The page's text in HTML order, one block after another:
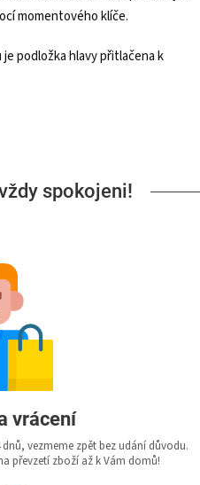
momentového klíče.
podložka hlavy přitlačena k
spokojeni!
vrácení
vezmeme zpět bez udání důvodu.
převzetí zboží až k Vám domů!